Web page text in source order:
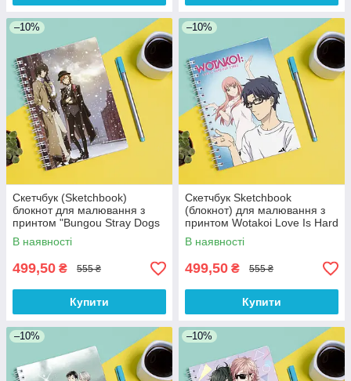
–10%
Скетчбук (Sketchbook)
блокнот для малювання з
принтом "Bungou Stray Dogs
- Бродячі пси 2"
В наявності
499,50 ₴ 555 ₴
Купити
–10%
Скетчбук Sketchbook
(блокнот) для малювання з
принтом Wotakoi Love Is Hard
for Otaku - Так складно
любити отаку
В наявності
499,50 ₴ 555 ₴
Купити
–10% –10%